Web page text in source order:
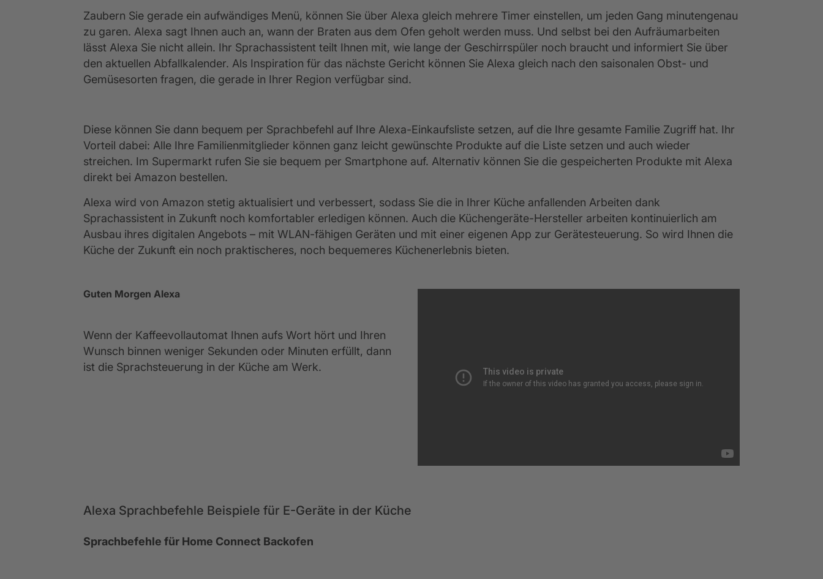
Zaubern Sie gerade ein aufwändiges Menü, können Sie über Alexa gleich mehrere Timer einstellen, um jeden Gang minutengenau
zu garen. Alexa sagt Ihnen auch an, wann der Braten aus dem Ofen geholt werden muss. Und selbst bei den Aufräumarbeiten
lässt Alexa Sie nicht allein. Ihr Sprachassistent teilt Ihnen mit, wie lange der Geschirrspüler noch braucht und informiert Sie über
den aktuellen Abfallkalender. Als Inspiration für das nächste Gericht können Sie Alexa gleich nach den saisonalen Obst- und
Gemüsesorten fragen, die gerade in Ihrer Region verfügbar sind.
Diese können Sie dann bequem per Sprachbefehl auf Ihre Alexa-Einkaufsliste setzen, auf die Ihre gesamte Familie Zugriff hat. Ihr
Vorteil dabei: Alle Ihre Familienmitglieder können ganz leicht gewünschte Produkte auf die Liste setzen und auch wieder
streichen. Im Supermarkt rufen Sie sie bequem per Smartphone auf. Alternativ können Sie die gespeicherten Produkte mit Alexa
direkt bei Amazon bestellen.
Alexa wird von Amazon stetig aktualisiert und verbessert, sodass Sie die in Ihrer Küche anfallenden Arbeiten dank
Sprachassistent in Zukunft noch komfortabler erledigen können. Auch die Küchengeräte-Hersteller arbeiten kontinuierlich am
Ausbau ihres digitalen Angebots – mit WLAN-fähigen Geräten und mit einer eigenen App zur Gerätesteuerung. So wird Ihnen die
Küche der Zukunft ein noch praktischeres, noch bequemeres Küchenerlebnis bieten.
Guten Morgen Alexa
Wenn der Kaffeevollautomat Ihnen aufs Wort hört und Ihren
Wunsch binnen weniger Sekunden oder Minuten erfüllt, dann
ist die Sprachsteuerung in der Küche am Werk.
Alexa Sprachbefehle Beispiele für E-Geräte in der Küche
Sprachbefehle für Home Connect Backofen